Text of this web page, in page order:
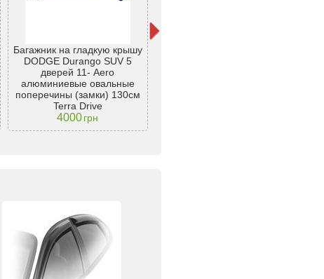
Багажник на гладкую крышу
DODGE Durango SUV 5
дверей 11- Aero
алюминиевые овальные
поперечины (замки) 130см
Terra Drive
4000грн